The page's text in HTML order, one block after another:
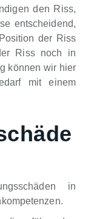
den Riss,
entscheidend,
der Riss
Riss noch in
können wir hier
mit einem
in